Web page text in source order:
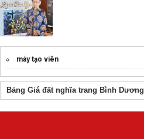
máy tạo viên
Bảng Giá đất nghĩa trang Bình Dương